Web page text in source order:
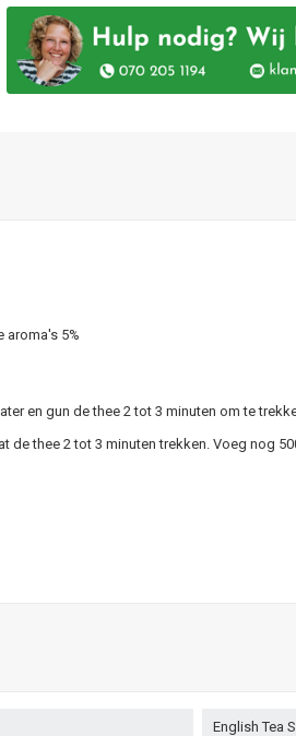
aroma's 5%
en gun de thee 2 tot 3 minuten om te
de thee 2 tot 3 minuten trekken. Voeg nog
English Tea